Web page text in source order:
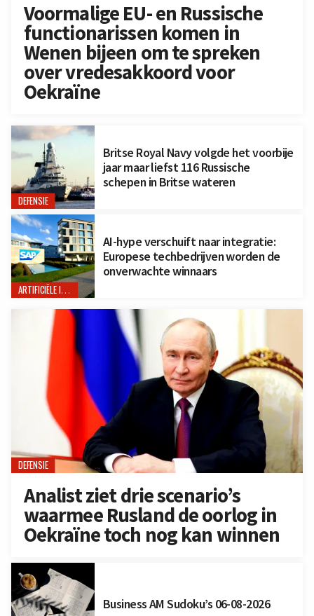
Voormalige EU- en Russische
functionarissen komen in
Wenen bijeen om te spreken
over vredesakkoord voor
Oekraïne
DEFENSIE
Britse Royal Navy volgde het voorbije
jaar maar liefst 116 Russische
schepen in Britse wateren
ARTIFICIËLE INTELLIGENTIE
AI-hype verschuift naar integratie:
Europese techbedrijven worden de
onverwachte winnaars
DEFENSIE
Analist ziet drie scenario’s
waarmee Rusland de oorlog in
Oekraïne toch nog kan winnen
Business AM Sudoku’s 06-08-2026